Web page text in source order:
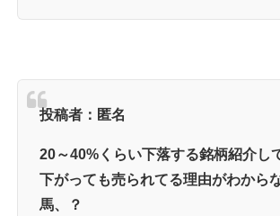
投稿者：匿名
20～40%くらい下落する銘柄紹介し
下がっても売られてる理由がわから
馬、？